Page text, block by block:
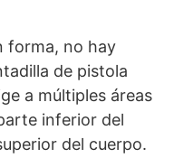
forma, no hay
de pistola
a múltiples áreas
inferior del
del cuerpo.